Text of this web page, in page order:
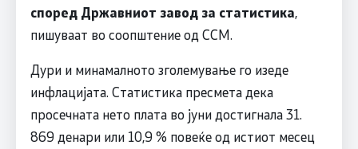
според Државниот завод за статистика,
пишуваат во соопштение од ССМ.
Дури и минамалното зголемување го изеде
инфлацијата. Статистика пресмета дека
просечната нето плата во јуни достигнала 31.
869 денари или 10,9 % повеќе од истиот месец